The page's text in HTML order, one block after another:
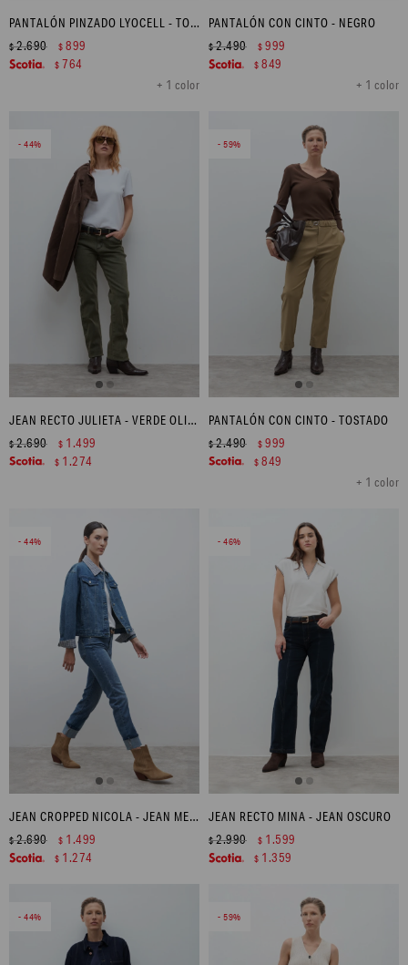
PANTALÓN PINZADO LYOCELL - TOSTADO
+ 1 color
$2.690 $ 899
$ 764
PANTALÓN CON CINTO - NEGRO
+ 1 color
$2.490 $ 999
$ 849
44
JEAN RECTO JULIETA - VERDE OLIVA
$2.690 $ 1.499
$ 1.274
59
PANTALÓN CON CINTO - TOSTADO
+ 1 color
$2.490 $ 999
$ 849
44
JEAN CROPPED NICOLA - JEAN MEDIO
$2.690 $ 1.499
$ 1.274
46
JEAN RECTO MINA - JEAN OSCURO
$2.990 $ 1.599
$ 1.359
44 59